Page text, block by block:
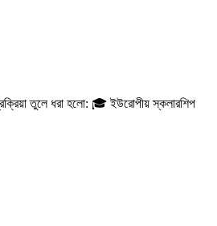
তুলে ধরা হলো: 🎓 ইউরোপীয় স্কলারশিপ